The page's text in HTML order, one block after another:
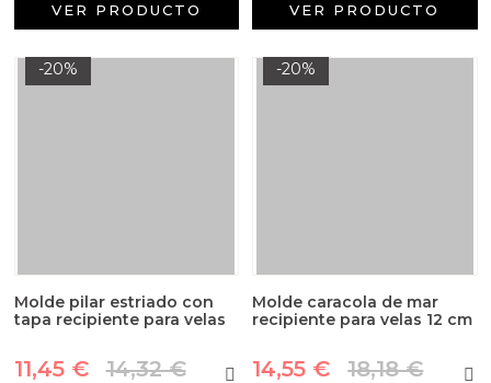
VER PRODUCTO VER PRODUCTO
-20%
Molde pilar estriado con
tapa recipiente para velas
11,45 € 14,32 €
-20%
Molde caracola de mar
recipiente para velas 12 cm
14,55 € 18,18 €